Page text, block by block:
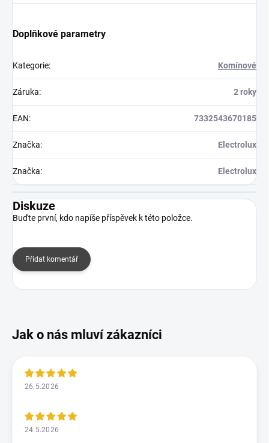
Doplňkové parametry
Kategorie: Komínové
Záruka: 2 roky
EAN: 7332543670185
Značka: Electrolux
Značka: Electrolux
Diskuze
Buďte první, kdo napíše příspěvek k této položce.
Přidat komentář
26.5.2026
24.5.2026